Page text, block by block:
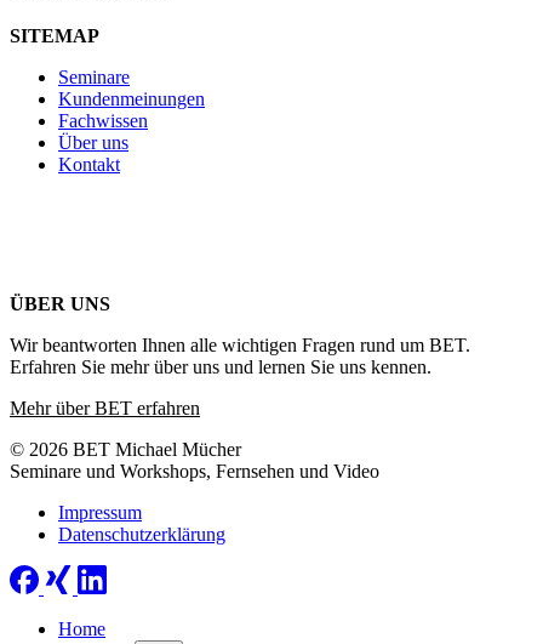
SITEMAP
Seminare
Kundenmeinungen
Fachwissen
Über uns
Kontakt
ÜBER UNS
Wir beantworten Ihnen alle wichtigen Fragen rund um BET.
Erfahren Sie mehr über uns und lernen Sie uns kennen.
Mehr über BET erfahren
© 2026 BET Michael Mücher
Seminare und Workshops, Fernsehen und Video
Impressum
Datenschutzerklärung
Home